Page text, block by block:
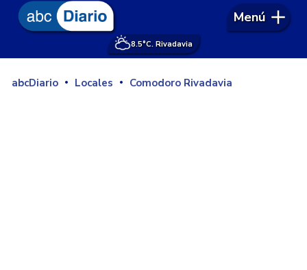
8.5°C. Rivadavia
Menú
abcDiario Locales Comodoro Rivadavia